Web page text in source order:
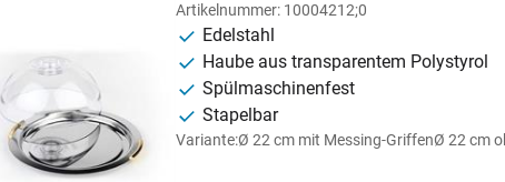
Artikelnummer: 10004212;0
Edelstahl
Haube aus transparentem Polystyrol
Spülmaschinenfest
Stapelbar
Variante:Ø 22 cm mit Messing-GriffenØ 22 cm